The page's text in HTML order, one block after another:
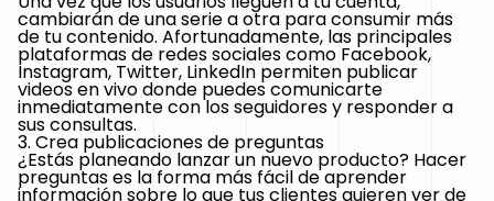
cambiarán de una serie a otra para consumir más
de tu contenido. Afortunadamente, las principales
plataformas de redes sociales como Facebook,
Instagram, Twitter, LinkedIn permiten publicar
videos en vivo donde puedes comunicarte
inmediatamente con los seguidores y responder a
sus consultas.
3. Crea publicaciones de preguntas
¿Estás planeando lanzar un nuevo producto? Hacer
preguntas es la forma más fácil de aprender
información sobre lo que tus clientes quieren ver de